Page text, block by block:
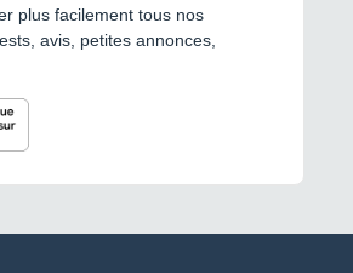
plus facilement tous nos
avis, petites annonces,